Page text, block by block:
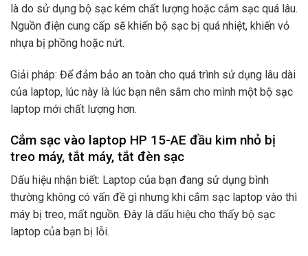
là do sử dụng bộ sạc kém chất lượng hoặc cắm sạc quá lâu.
Nguồn điện cung cấp sẽ khiến bộ sạc bị quá nhiệt, khiến vỏ
nhựa bị phồng hoặc nứt.
Giải pháp: Để đảm bảo an toàn cho quá trình sử dụng lâu dài
của laptop, lúc này là lúc bạn nên sắm cho mình một bộ sạc
laptop mới chất lượng hơn.
Cắm sạc vào laptop HP 15-AE đầu kim nhỏ bị
treo máy, tắt máy, tắt đèn sạc
Dấu hiệu nhận biết: Laptop của bạn đang sử dụng bình
thường không có vấn đề gì nhưng khi cắm sạc laptop vào thì
máy bị treo, mất nguồn. Đây là dấu hiệu cho thấy bộ sạc
laptop của bạn bị lỗi.